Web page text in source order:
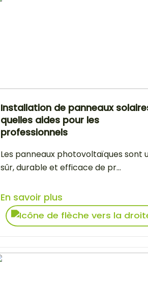
Installation de panneaux
quelles aides pour les
professionnels
Les panneaux photovoltaïques sont
sûr, durable et efficace de pr...
En savoir plus